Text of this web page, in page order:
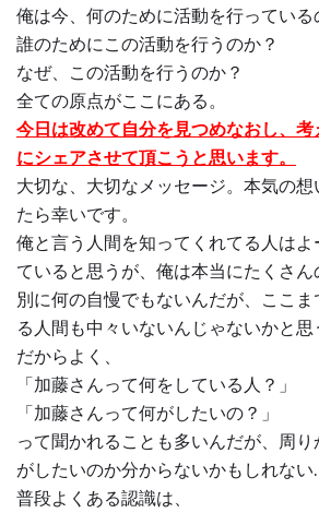
俺は今、何のために活動を行っている
誰のためにこの活動を行うのか？
なぜ、この活動を行うのか？
全ての原点がここにある。
今日は改めて自分を見つめなおし、
にシェアさせて頂こうと思います。
大切な、大切なメッセージ。本気の
たら幸いです。
俺と言う人間を知ってくれてる人は
ていると思うが、俺は本当にたくさん
別に何の自慢でもないんだが、ここ
る人間も中々いないんじゃないかと思
だからよく、
「加藤さんって何をしている人？」
「加藤さんって何がしたいの？」
って聞かれることも多いんだが、周
がしたいのか分からないかもしれな
普段よくある認識は、